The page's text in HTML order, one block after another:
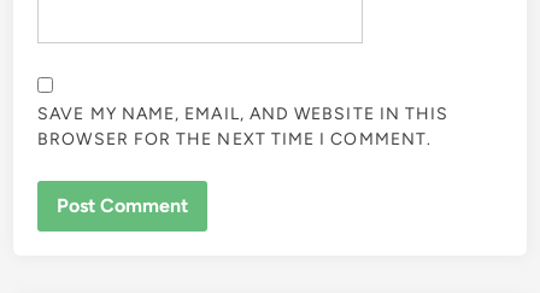
SAVE MY NAME, EMAIL, AND WEBSITE IN THIS
BROWSER FOR THE NEXT TIME I COMMENT.